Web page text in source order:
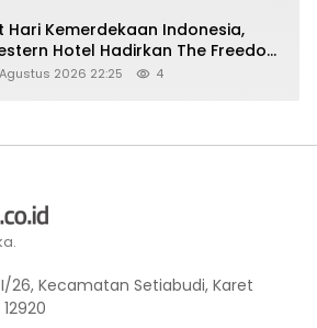
Hari Kemerdekaan Indonesia,
Hotel Hadirkan The Freedom
Hingga 45%
2026 22:25 4
26, Kecamatan Setiabudi, Karet